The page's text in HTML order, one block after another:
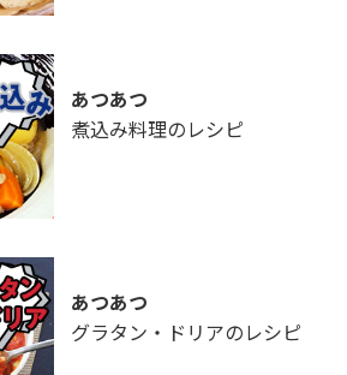
あつあつ
煮込み料理のレシピ
あつあつ
グラタン・ドリアのレシピ